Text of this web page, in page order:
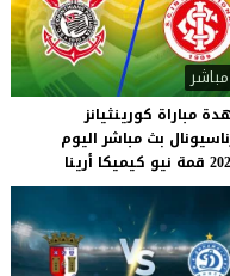
مباشر
مباراة كورينثيانز
بث مباشر اليوم
قمة نيو كيميكا أرينا